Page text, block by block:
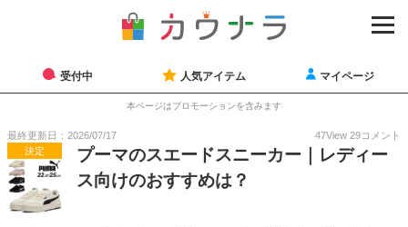
受付中 人気アイテム マイページ
本ページはプロモーションを含みます
最終更新日：2026/07/17 47View 29コメント
決定
プーマのスエードスニーカー｜レディー
ス向けのおすすめは？